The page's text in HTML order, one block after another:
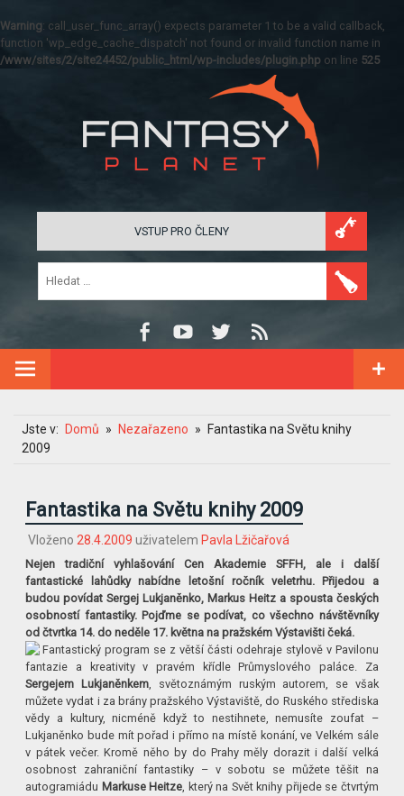
Warning: call_user_func_array() expects parameter 1 to be a valid callback,
function 'wp_edge_cache_dispatch' not found or invalid function name in
/www/sites/2/site24452/public_html/wp-includes/plugin.php on line 525
VSTUP PRO ČLENY
Jste v: Domů Nezařazeno
Fantastika na Světu knihy
2009
Fantastika na Světu knihy 2009
Vloženo 28.4.2009 uživatelem Pavla Lžičařová
Nejen tradiční vyhlašování Cen Akademie SFFH, ale i další
fantastické lahůdky nabídne letošní ročník veletrhu. Přijedou a
budou povídat Sergej Lukjaněnko, Markus Heitz a spousta českých
osobností fantastiky. Pojďme se podívat, co všechno návštěvníky
od čtvrtka 14. do neděle 17. května na pražském Výstavišti čeká.
Fantastický program se z větší části odehraje stylově v Pavilonu
fantazie a kreativity v pravém křídle Průmyslového paláce. Za
Sergejem Lukjaněnkem, světoznámým ruským autorem, se však
můžete vydat i za brány pražského Výstaviště, do Ruského střediska
vědy a kultury, nicméně když to nestihnete, nemusíte zoufat –
Lukjaněnko bude mít pořad i přímo na místě konání, ve Velkém sále
v pátek večer. Kromě něho by do Prahy měly dorazit i další velká
osobnost zahraniční fantastiky – v sobotu se můžete těšit na
autogramiádu Markuse Heitze, který na Svět knihy přijede se čtvrtým